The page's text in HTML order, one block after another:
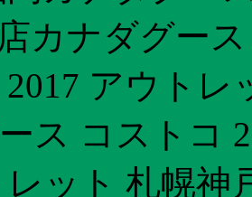
カナダグー
アウトレ
ス コストコ
レット 札幌神